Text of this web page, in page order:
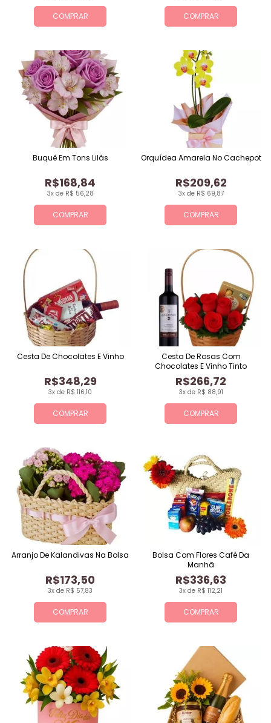
COMPRAR COMPRAR
COMPRAR
3x de R$ 56,28
R$168,84
Buquê Em Tons Lilás
COMPRAR
3x de R$ 69,87
R$209,62
Orquídea Amarela No Cachepot
COMPRAR
3x de R$ 116,10
R$348,29
Cesta De Chocolates E Vinho
COMPRAR
3x de R$ 88,91
R$266,72
Cesta De Rosas Com
Chocolates E Vinho Tinto
COMPRAR
3x de R$ 57,83
R$173,50
Arranjo De Kalandivas Na Bolsa
COMPRAR
3x de R$ 112,21
R$336,63
Bolsa Com Flores Café Da
Manhã